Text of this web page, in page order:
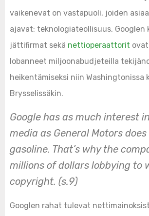
vaikenevat on vastapuoli, joiden
ajavat: teknologiateollisuus, Googlen
jättifirmat sekä nettioperaattorit
lobanneet miljoonabudjeteilla
heikentämiseksi niin Washingtonissa
Brysselissäkin.
Google has as much interest
media as General Motors
gasoline. That’s why the
millions of dollars lobbying to
copyright. (s.9)
Googlen rahat tulevat